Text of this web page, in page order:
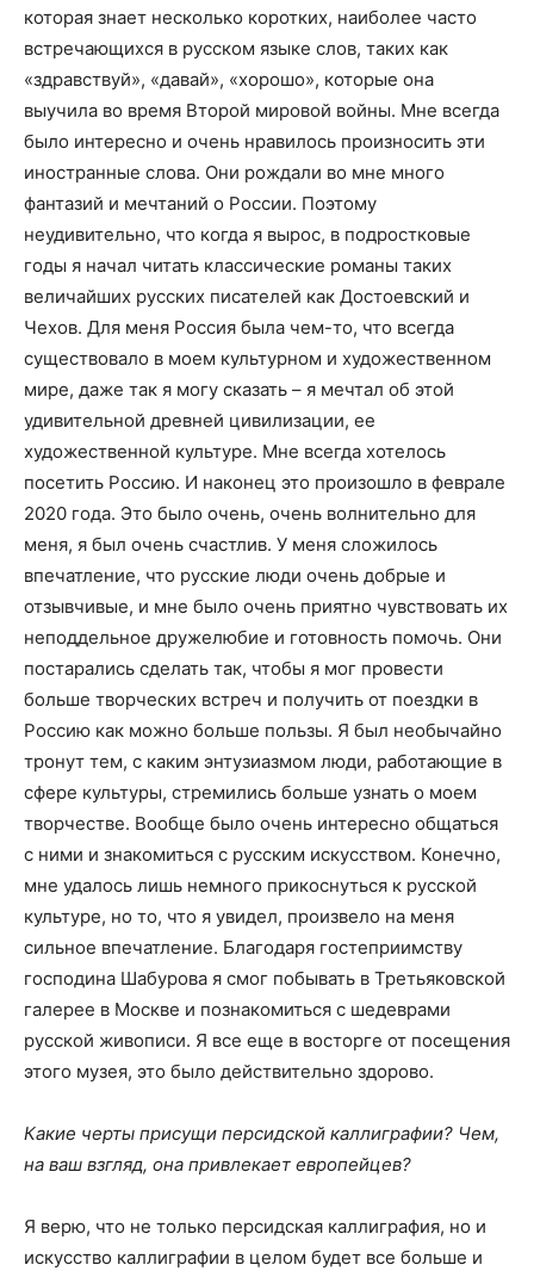
которая знает несколько коротких, наиболее часто
встречающихся в русском языке слов, таких как
«здравствуй», «давай», «хорошо», которые она
выучила во время Второй мировой войны. Мне всегда
было интересно и очень нравилось произносить эти
иностранные слова. Они рождали во мне много
фантазий и мечтаний о России. Поэтому
неудивительно, что когда я вырос, в подростковые
годы я начал читать классические романы таких
величайших русских писателей как Достоевский и
Чехов. Для меня Россия была чем-то, что всегда
существовало в моем культурном и художественном
мире, даже так я могу сказать – я мечтал об этой
удивительной древней цивилизации, ее
художественной культуре. Мне всегда хотелось
посетить Россию. И наконец это произошло в феврале
2020 года. Это было очень, очень волнительно для
меня, я был очень счастлив. У меня сложилось
впечатление, что русские люди очень добрые и
отзывчивые, и мне было очень приятно чувствовать их
неподдельное дружелюбие и готовность помочь. Они
постарались сделать так, чтобы я мог провести
больше творческих встреч и получить от поездки в
Россию как можно больше пользы. Я был необычайно
тронут тем, с каким энтузиазмом люди, работающие в
сфере культуры, стремились больше узнать о моем
творчестве. Вообще было очень интересно общаться
с ними и знакомиться с русским искусством. Конечно,
мне удалось лишь немного прикоснуться к русской
культуре, но то, что я увидел, произвело на меня
сильное впечатление. Благодаря гостеприимству
господина Шабурова я смог побывать в Третьяковской
галерее в Москве и познакомиться с шедеврами
русской живописи. Я все еще в восторге от посещения
этого музея, это было действительно здорово.
Какие черты присущи персидской каллиграфии? Чем,
на ваш взгляд, она привлекает европейцев?
Я верю, что не только персидская каллиграфия, но и
искусство каллиграфии в целом будет все больше и